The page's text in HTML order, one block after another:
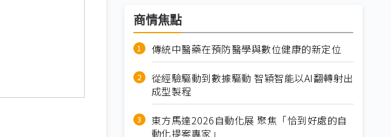
商情焦點
傳統中醫藥在預防醫學與數位健康的新定位
從經驗驅動到數據驅動 智穎智能以AI翻轉射出
成型製程
東方馬達2026自動化展 聚焦「恰到好處的自
動化提案專家」